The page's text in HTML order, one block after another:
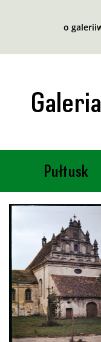
o galerii
Galeria
Pułtusk